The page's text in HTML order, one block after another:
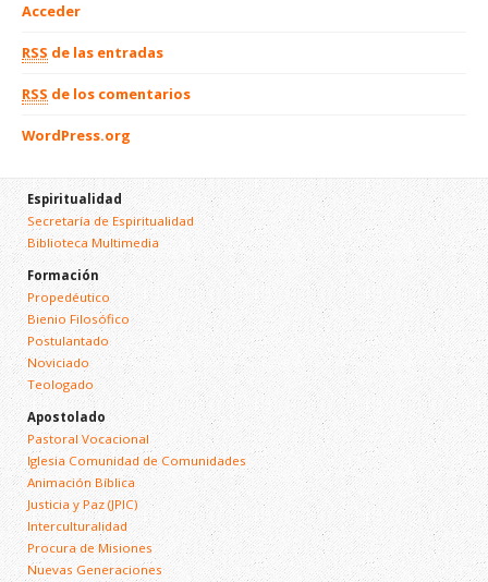
Acceder
RSS de las entradas
RSS de los comentarios
WordPress.org
Espiritualidad
Secretaría de Espiritualidad
Biblioteca Multimedia
Formación
Propedéutico
Bienio Filosófico
Postulantado
Noviciado
Teologado
Apostolado
Pastoral Vocacional
Iglesia Comunidad de Comunidades
Animación Bíblica
Justicia y Paz (JPIC)
Interculturalidad
Procura de Misiones
Nuevas Generaciones